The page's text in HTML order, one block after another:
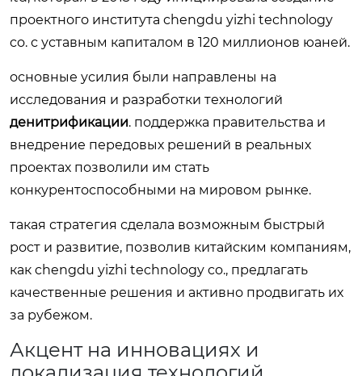
проектного института chengdu yizhi technology
co. с уставным капиталом в 120 миллионов юаней.
основные усилия были направлены на
исследования и разработки технологий
денитрификации. поддержка правительства и
внедрение передовых решений в реальных
проектах позволили им стать
конкурентоспособными на мировом рынке.
такая стратегия сделала возможным быстрый
рост и развитие, позволив китайским компаниям,
как chengdu yizhi technology co., предлагать
качественные решения и активно продвигать их
за рубежом.
Акцент на инновациях и